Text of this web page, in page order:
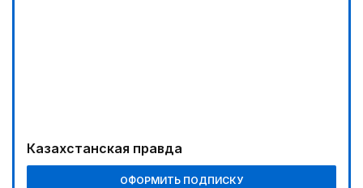
Казахстанская правда
ОФОРМИТЬ ПОДПИСКУ